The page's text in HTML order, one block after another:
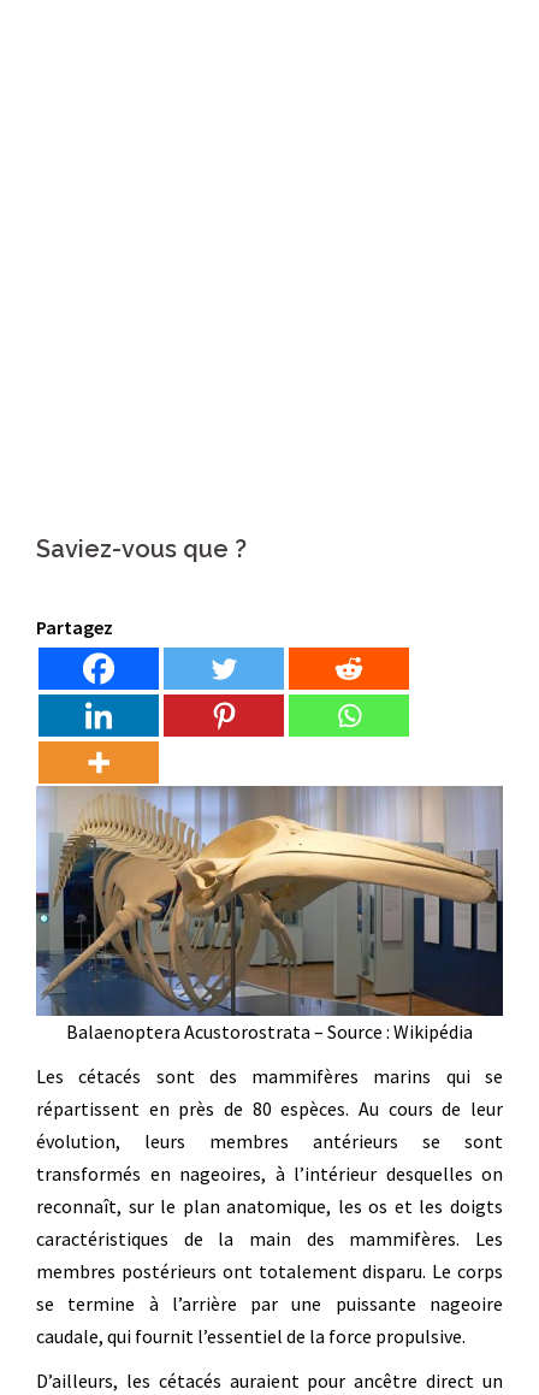
Saviez-vous que ?
Partagez
Balaenoptera Acustorostrata – Source : Wikipédia
Les cétacés sont des mammifères marins qui se
répartissent en près de 80 espèces. Au cours de leur
évolution, leurs membres antérieurs se sont
transformés en nageoires, à l’intérieur desquelles on
reconnaît, sur le plan anatomique, les os et les doigts
caractéristiques de la main des mammifères. Les
membres postérieurs ont totalement disparu. Le corps
se termine à l’arrière par une puissante nageoire
caudale, qui fournit l’essentiel de la force propulsive.
D’ailleurs, les cétacés auraient pour ancêtre direct un